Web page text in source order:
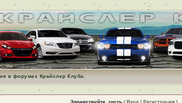
в форумах Крайслер Клуба.
Здравствуйте, гость (Вход |Регистрация )